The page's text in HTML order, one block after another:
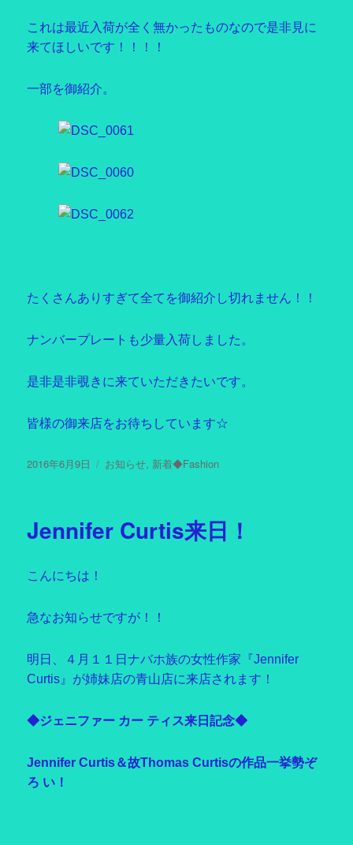
これは最近入荷が全く無かったものなので是非見に
来てほしいです！！！！
一部を御紹介。
たくさんありすぎて全てを御紹介し切れません！！
ナンバープレートも少量入荷しました。
是非是非覗きに来ていただきたいです。
皆様の御来店をお待ちしています☆
投
2016年6月9日
カ
ー
お知らせ, 新着◆Fashion
Jennifer Curtis来日！
こんにちは！
急なお知らせですが！！
明日、４月１１日ナバホ族の女性作家『Jennifer
Curtis』が姉妹店の青山店に来店されます！
◆ジェニファー カー ティス来日記念◆
Jennifer Curtis＆故Thomas Curtisの作品一挙勢ぞ
ろ い！